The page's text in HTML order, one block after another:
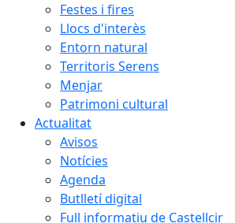
Festes i fires
Llocs d'interès
Entorn natural
Territoris Serens
Menjar
Patrimoni cultural
Actualitat
Avisos
Notícies
Agenda
Butlletí digital
Full informatiu de Castellcir